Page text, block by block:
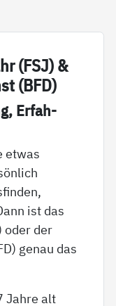
(FSJ) &
(BFD)
Er­fah­
etwas
ist das
oder der
genau das
Jahre alt